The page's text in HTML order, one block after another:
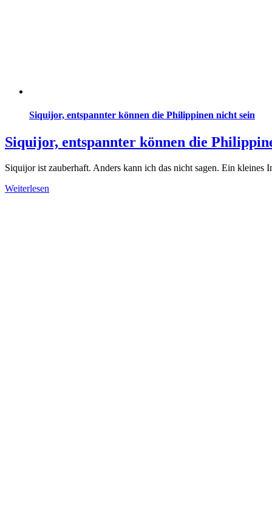
Siquijor, entspannter können die Philippinen nicht sein
Siquijor, entspannter können die
Siquijor ist zauberhaft. Anders kann ich das nicht sagen. Ein
Weiterlesen